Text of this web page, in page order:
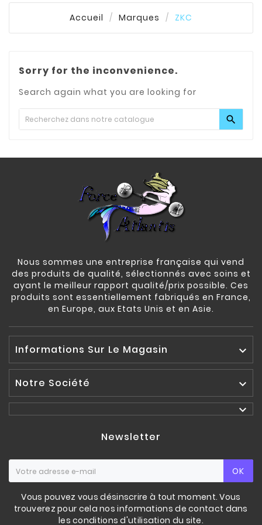
Accueil Marques ZKC
Sorry for the inconvenience.
Search again what you are looking for

Nous sommes une entreprise française qui vend
des produits de qualité, sélectionnés avec soins et
ayant le meilleur rapport qualité/prix possible. Ces
produits sont essentiellement fabriqués en France,
en Europe, aux Etats Unis et en Asie.
Informations Sur Le Magasin 
Notre Société


Newsletter
OK
Vous pouvez vous désinscrire à tout moment. Vous
trouverez pour cela nos informations de contact dans
les conditions d'utilisation du site.